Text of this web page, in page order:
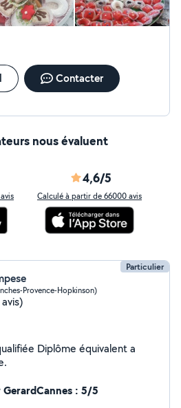
Contacter
nous évaluent
4,6/5
Calculé à partir de 66000 avis
Particulier
Provence-Hopkinson)
Diplôme équivalent a
: 5/5